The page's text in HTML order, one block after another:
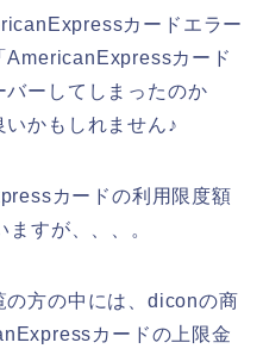
カードエラー
AmericanExpressカード
ーしてしまったのか
いかもしれません♪
カードの利用限度額
すが、、、。
の方の中には、diconの商
カードの上限金